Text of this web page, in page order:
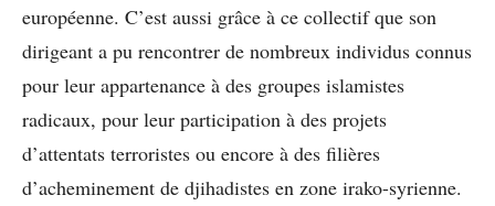
européenne. C’est aussi grâce à ce collectif que son
dirigeant a pu rencontrer de nombreux individus connus
pour leur appartenance à des groupes islamistes
radicaux, pour leur participation à des projets
d’attentats terroristes ou encore à des filières
d’acheminement de djihadistes en zone irako-syrienne.